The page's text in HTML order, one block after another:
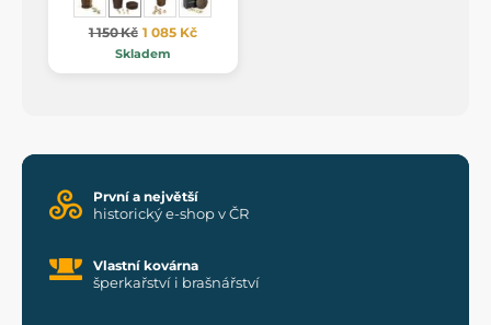
1 150 Kč 1 085 Kč
Skladem
První a největší
historický e-shop v ČR
Vlastní kovárna
šperkařství i brašnářství